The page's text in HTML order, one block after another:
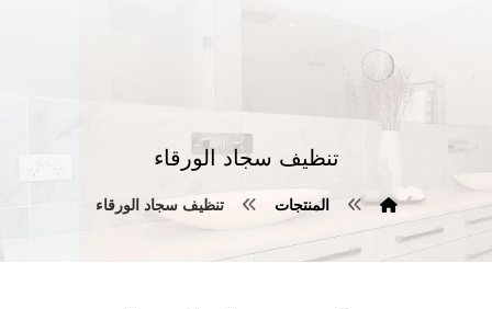
تنظيف سجاد الورقاء
المنتجات تنظيف سجاد الورقاء